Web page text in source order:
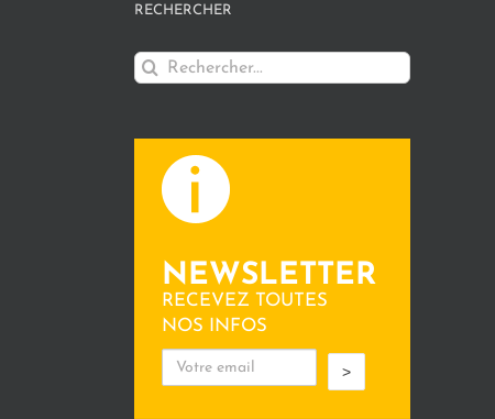
RECHERCHER
Rechercher:
NEWSLETTER
RECEVEZ TOUTES
NOS INFOS
>